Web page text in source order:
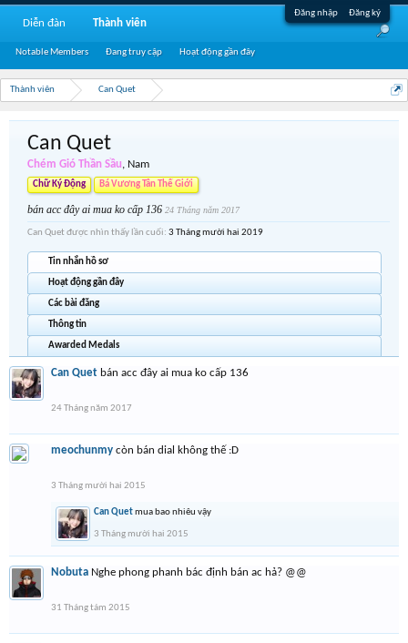
Đăng nhập Đăng ký
Thành viên Can Quet
Can Quet
Chém Gió Thần Sầu, Nam
Chữ Ký Động Bá Vương Tân Thế Giới
bán acc đây ai mua ko cấp 136 24 Tháng năm 2017
Can Quet được nhìn thấy lần cuối: 3 Tháng mười hai 2019
Tin nhắn hồ sơ
Hoạt động gần đây
Các bài đăng
Thông tin
Awarded Medals
Can Quet bán acc đây ai mua ko cấp 136
24 Tháng năm 2017
meochunmy còn bán dial không thế :D
3 Tháng mười hai 2015
Can Quetmua bao nhiêu vậy
3 Tháng mười hai 2015
Nobuta Nghe phong phanh bác định bán ac hả? @@
31 Tháng tám 2015
Diễn đàn Thành viên
Notable Members Đang truy cập Hoạt động gần đây